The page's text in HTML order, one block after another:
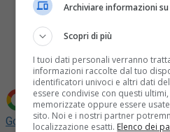
Share
Tweet
Aggiungi La Provincia di
Google
Archiviare informazioni
Scopri di più
I tuoi dati personali verranno
informazioni raccolte dal tuo
identificatori univoci e altri dati
essere condivise con questi
memorizzate oppure essere
sito. Noi e i nostri partner
localizzazione esatti. Elenco dei